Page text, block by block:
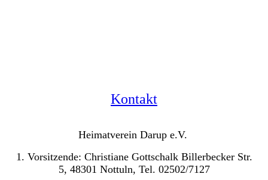
Kontakt
Heimatverein Darup e.V.
1. Vorsitzende: Christiane Gottschalk Billerbecker Str.
5, 48301 Nottuln, Tel. 02502/7127